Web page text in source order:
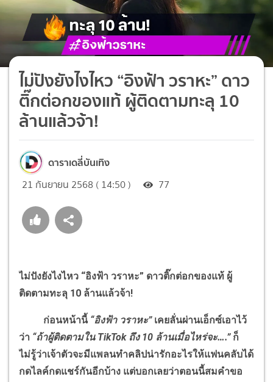
ไม่ปังยังไงไหว “อิงฟ้า วราหะ” ดาว
ติ๊กต่อกของแท้ ผู้ติดตามทะลุ 10
ล้านแล้วจ้า!
ดาราเดลี่บันเทิง
21 กันยายน 2568 ( 14:50 ) 77
ไม่ปังยังไงไหว “อิงฟ้า วราหะ” ดาวติ๊กต่อกของแท้ ผู้
ติดตามทะลุ 10 ล้านแล้วจ้า!
ก่อนหน้านี้ “อิงฟ้า วราหะ”เคยลั่นผ่านเอ็กซ์เอาไว้
ว่า “ถ้าผู้ติดตามใน TikTok ถึง 10 ล้านเมื่อไหร่จะ….”ก็
ไม่รู้ว่าเจ้าตัวจะมีแพลนทำคลิปน่ารักอะไรให้แฟนคลับได้
กดไลค์กดแชร์กันอีกบ้าง แต่บอกเลยว่าตอนนี้สมคำขอ